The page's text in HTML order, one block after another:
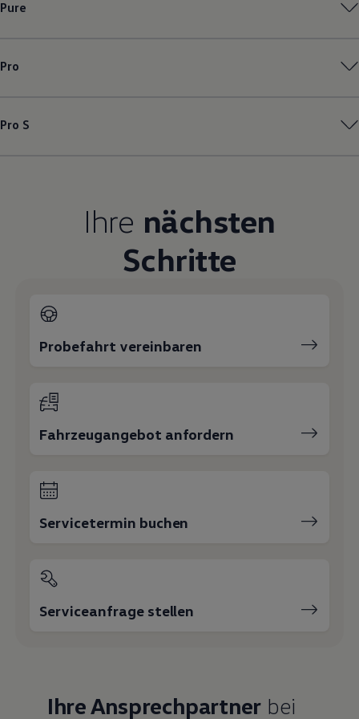
Pure
Pro
Pro S
Ihre nächsten
Schritte
Probefahrt vereinbaren
Fahrzeugangebot anfordern
Servicetermin buchen
Serviceanfrage stellen
Ihre Ansprechpartner bei